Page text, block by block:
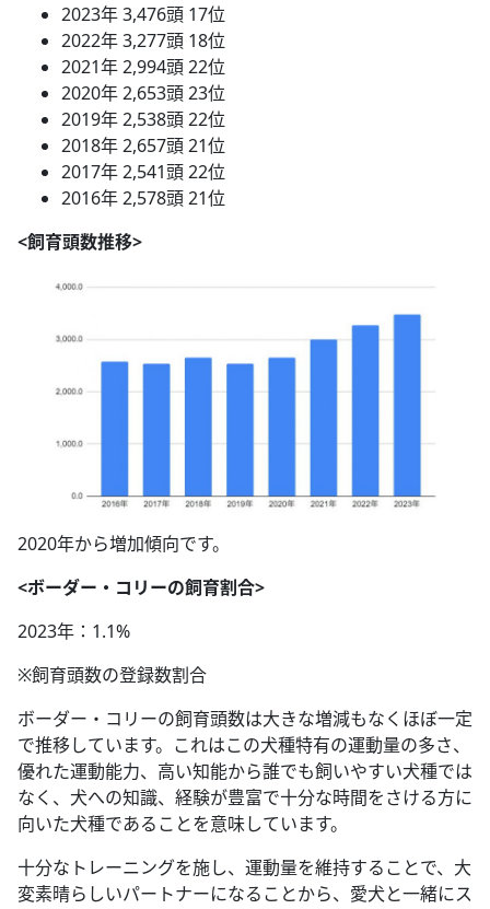
2023年 3,476頭 17位
2022年 3,277頭 18位
2021年 2,994頭 22位
2020年 2,653頭 23位
2019年 2,538頭 22位
2018年 2,657頭 21位
2017年 2,541頭 22位
2016年 2,578頭 21位
<飼育頭数推移>
2020年から増加傾向です。
<ボーダー・コリーの飼育割合>
2023年：1.1%
※飼育頭数の登録数割合
ボーダー・コリーの飼育頭数は大きな増減もなくほぼ一定
で推移しています。これはこの犬種特有の運動量の多さ、
優れた運動能力、高い知能から誰でも飼いやすい犬種では
なく、犬への知識、経験が豊富で十分な時間をさける方に
向いた犬種であることを意味しています。
十分なトレーニングを施し、運動量を維持することで、大
変素晴らしいパートナーになることから、愛犬と一緒にス